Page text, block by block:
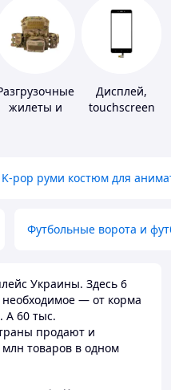
жилеты и
Дисплей,
touchscreen
K-pop руми костюм для
Футбольные ворота и
Украины. Здесь 6
необходимое — от корма
А 60 тыс.
продают и
товаров в одном